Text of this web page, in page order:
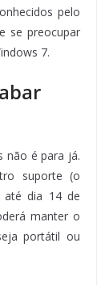
pelo
se preocupar
7.
não é para já.
suporte (o
até dia 14 de
manter o
portátil ou